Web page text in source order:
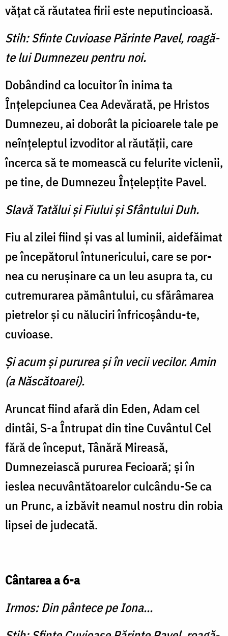
văţat că răutatea firii este ne­putincioasă.
Stih: Sfinte Cuvioase Părinte Pavel, roagă-
te lui Dumnezeu pentru noi.
Dobândind ca locuitor în ini­ma ta
Înţelepciunea Cea Adevă­rată, pe Hristos
Dumnezeu, ai doborât la picioarele tale pe
neînţeleptul izvoditor al răutăţii, care
încerca să te momească cu felurite viclenii,
pe tine, de Dumnezeu Înţelepţite Pavel.
Slavă Tatălui şi Fiului şi Sfântului Duh.
Fiu al zilei fiind şi vas al lu­minii, aidefăimat
pe începăto­rul întunericului, care se por­
nea cu neruşinare ca un leu asupra ta, cu
cutremurarea pământului, cu sfărâmarea
pie­trelor şi cu năluciri înfricoşându-te,
cuvioase.
Şi acum şi pururea şi în vecii vecilor. Amin
(a Născătoarei).
Aruncat fiind afară din Eden, Adam cel
dintâi, S-a Întrupat din tine Cuvântul Cel
fără de început, Tânără Mi­reasă,
Dumnezeiască pururea Fecioară; şi în
ieslea necuvân­tătoarelor culcându-Se ca
un Prunc, a izbăvit neamul nostru din robia
lipsei de judecată.
Cântarea a 6-a
Irmos: Din pântece pe Iona...